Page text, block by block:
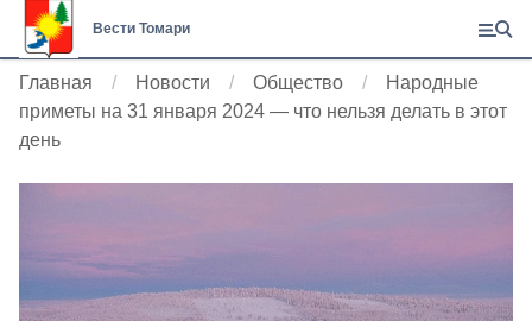
Вести Томари
Главная Новости Общество
Народные
приметы на 31 января 2024 — что нельзя делать в этот
день